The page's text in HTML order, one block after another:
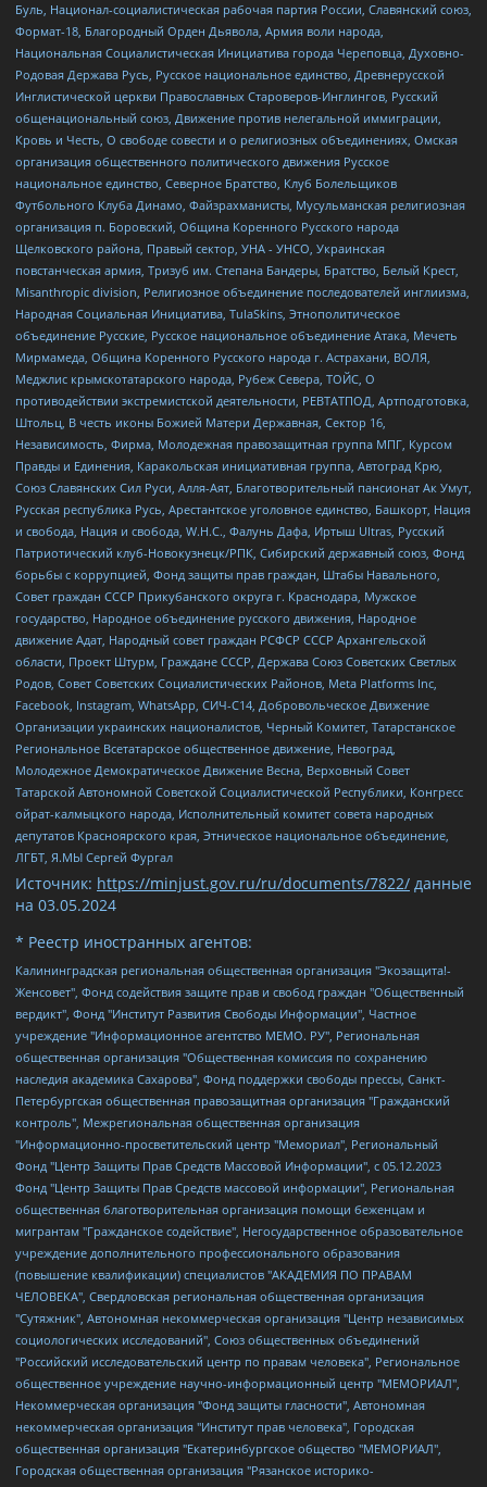
Буль, Национал-социалистическая рабочая партия России, Славянский союз,
Формат-18, Благородный Орден Дьявола, Армия воли народа,
Национальная Социалистическая Инициатива города Череповца, Духовно-
Родовая Держава Русь, Русское национальное единство, Древнерусской
Инглистической церкви Православных Староверов-Инглингов, Русский
общенациональный союз, Движение против нелегальной иммиграции,
Кровь и Честь, О свободе совести и о религиозных объединениях, Омская
организация общественного политического движения Русское
национальное единство, Северное Братство, Клуб Болельщиков
Футбольного Клуба Динамо, Файзрахманисты, Мусульманская религиозная
организация п. Боровский, Община Коренного Русского народа
Щелковского района, Правый сектор, УНА - УНСО, Украинская
повстанческая армия, Тризуб им. Степана Бандеры, Братство, Белый Крест,
Misanthropic division, Религиозное объединение последователей инглиизма,
Народная Социальная Инициатива, TulaSkins, Этнополитическое
объединение Русские, Русское национальное объединение Атака, Мечеть
Мирмамеда, Община Коренного Русского народа г. Астрахани, ВОЛЯ,
Меджлис крымскотатарского народа, Рубеж Севера, ТОЙС, О
противодействии экстремистской деятельности, РЕВТАТПОД, Артподготовка,
Штольц, В честь иконы Божией Матери Державная, Сектор 16,
Независимость, Фирма, Молодежная правозащитная группа МПГ, Курсом
Правды и Единения, Каракольская инициативная группа, Автоград Крю,
Союз Славянских Сил Руси, Алля-Аят, Благотворительный пансионат Ак Умут,
Русская республика Русь, Арестантское уголовное единство, Башкорт, Нация
и свобода, Нация и свобода, W.H.С., Фалунь Дафа, Иртыш Ultras, Русский
Патриотический клуб-Новокузнецк/РПК, Сибирский державный союз, Фонд
борьбы с коррупцией, Фонд защиты прав граждан, Штабы Навального,
Совет граждан СССР Прикубанского округа г. Краснодара, Мужское
государство, Народное объединение русского движения, Народное
движение Адат, Народный совет граждан РСФСР СССР Архангельской
области, Проект Штурм, Граждане СССР, Держава Союз Советских Светлых
Родов, Совет Советских Социалистических Районов, Meta Platforms Inc,
Facebook, Instagram, WhatsApp, СИЧ-С14, Добровольческое Движение
Организации украинских националистов, Черный Комитет, Татарстанское
Региональное Всетатарское общественное движение, Невоград,
Молодежное Демократическое Движение Весна, Верховный Совет
Татарской Автономной Советской Социалистической Республики, Конгресс
ойрат-калмыцкого народа, Исполнительный комитет совета народных
депутатов Красноярского края, Этническое национальное объединение,
ЛГБТ, Я.МЫ Сергей Фургал
Источник: https://minjust.gov.ru/ru/documents/7822/ данные
на 03.05.2024
* Реестр иностранных агентов:
Калининградская региональная общественная организация "Экозащита!-Женсовет", Фонд содействия защите прав и свобод граждан "Общественный вердикт", Фонд "Институт Развития Свободы Информации", Частное учреждение "Информационное агентство МЕМО. РУ", Региональная общественная организация "Общественная комиссия по сохранению наследия академика Сахарова", Фонд поддержки свободы прессы, Санкт-Петербургская общественная правозащитная организация "Гражданский контроль", Межрегиональная общественная организация "Информационно-просветительский центр "Мемориал", Региональный Фонд "Центр Защиты Прав Средств Массовой Информации", с 05.12.2023 Фонд "Центр Защиты Прав Средств массовой информации", Региональная общественная благотворительная организация помощи беженцам и мигрантам "Гражданское содействие", Негосударственное образовательное учреждение дополнительного профессионального образования (повышение квалификации) специалистов "АКАДЕМИЯ ПО ПРАВАМ ЧЕЛОВЕКА", Свердловская региональная общественная организация "Сутяжник", Автономная некоммерческая организация "Центр независимых социологических исследований", Союз общественных объединений "Российский исследовательский центр по правам человека", Региональное общественное учреждение научно-информационный центр "МЕМОРИАЛ", Некоммерческая организация "Фонд защиты гласности", Автономная некоммерческая организация "Институт прав человека", Городская общественная организация "Екатеринбургское общество "МЕМОРИАЛ", Городская общественная организация "Рязанское историко-просветительское и правозащитное общество "Мемориал" (Рязанский Мемориал), Челябинский региональный орган общественной самодеятельности – женское общественное объединение "Женщины Евразии", Челябинский региональный орган общественной самодеятельности "Уральская правозащитная группа", Фонд содействия защите здоровья и социальной справедливости имени Андрея Рылькова, Автономная Некоммерческая Организация "Аналитический Центр Юрия Левады", Автономная некоммерческая организация социальной поддержки населения "Проект Апрель", Региональная общественная организация помощи женщинам и детям, находящимся в кризисной ситуации "Информационно-методический центр "Анна", Фонд содействия развитию массовых коммуникаций и правовому просвещению "Так-так-Так", Фонд содействия устойчивому развитию "Серебряная тайга", Свердловский региональный общественный фонд социальных проектов "Новое время", "Idel.Реалии", Кавказ.Реалии, Крым.Реалии, Телеканал Настоящее Время, Татаро-башкирская служба Радио Свобода (Azatliq Radiosi), Радио Свободная Европа/Радио Свобода (PCE/PC), "Сибирь.Реалии", "Фактограф", Благотворительный фонд помощи осужденным и их семьям, Автономная некоммерческая организация "Институт глобализации и социальных движений", Фонд "В защиту прав заключенных", Частное учреждение "Центр поддержки и содействия развитию средств массовой информации", Пензенский региональный общественный благотворительный фонд "Гражданский союз", "Север.Реалии", Некоммерческая организация Фонд "Правовая инициатива", Общество с ограниченной ответственностью "Радио Свободная Европа/Радио Свобода", Чешское информационное агентство "MEDIUM-ORIENT", Красноярская региональная общественная организация "Мы против СПИДа", Камалягин Денис Николаевич, Маркелов Сергей Евгеньевич, Пономарев Лев Александрович, Савицкая Людмила Алексеевна, Автономная некоммерческая организация "Центр по работе с проблемой насилия "НАСИЛИЮ.НЕТ", Межрегиональный профессиональный союз работников здравоохранения "Альянс врачей", Юридическое лицо, зарегистрированное в Латвийской Республике, SIA "Medusa Project" (регистрационный номер 40103797863, дата регистрации 10.06.2014), Некоммерческая организация "Фонд по борьбе с коррупцией", Автономная некоммерческая организация "Институт права и публичной политики", Баданин Роман Сергеевич, Гликин Максим Александрович, Железнова Мария Михайловна, Лукьянова Юлия Сергеевна, Маетная Елизавета Витальевна, Маняхин Петр Борисович, Чуракова Ольга Владимировна, Ярош Юлия Петровна, Юридическое лицо "The Insider SIA", зарегистрированное в Риге, Латвийская Республика (дата регистрации 26.06.2015), являющееся администратором доменного имени интернет-издания "The Insider SIA", https://theins.ru, Постернак Алексей Евгеньевич, Рубин Михаил Аркадьевич, Анин Роман Александрович, Юридическое лицо Istories fonds, зарегистрированное в Латвийской Республике (регистрационный номер 50008295751, дата регистрации 24.02.2020), Великовский Дмитрий Александрович, Долинина Ирина Николаевна, Мароховская Алеся Алексеевна, Шлейнов Роман Юрьевич, Шмагун Олеся Валентиновна, Общество с ограниченной ответственностью "Альтаир 2021", Общество с ограниченной ответственностью "Вега 2021", Общество с ограниченной ответственностью "Главный редактор 2021", Общество с ограниченной ответственностью "Ромашки монолит", Важенков Артем Валерьевич, Ивановская областная общественная организация "Центр гендерных исследований", Гурман Юрий Альбертович, Медиапроект "ОВД-Инфо", Егоров Владимир Владимирович, Жилинский Владимир Александрович, Общество с ограниченной ответственностью "ЗП", Иванова София Юрьевна, Карезина Инна Павловна, Кильтау Екатерина Викторовна, Петров Алексей Викторович, Пискунов Сергей Евгеньевич, Смирнов Сергей Сергеевич, Тихонов Михаил Сергеевич, Общество с ограниченной ответственностью "ЖУРНАЛИСТ-ИНОСТРАННЫЙ АГЕНТ", Арапова Галина Юрьевна, Вольтская Татьяна Анатольевна, Американская компания "Mason G.E.S. Anonymous Foundation" (США), являющаяся владельцем интернет-издания https://mnews.world/, Компания "Stichting Bellingcat", зарегистрированная в Нидерландах (дата регистрации 11.07.2018), Захаров Андрей Вячеславович, Клепиковская Екатерина Дмитриевна, Общество с ограниченной ответственностью "МЕМО", Перл Роман Александрович, Симонов Евгений Алексеевич, Соловьева Елена Анатольевна, Сотников Даниил Владимирович, Сурначева Елизавета Дмитриевна, Автономная некоммерческая организация по защите прав человека и информированию населения "Якутия – Наше Мнение", Общество с ограниченной ответственностью "Москоу диджитал медиа", с 26.01.2023 Общество с ограниченной ответственностью "Чайка Белые сады", Ветошкина Валерия Валерьевна, Заговора Максим Александрович, Межрегиональное общественное движение "Российская ЛГБТ - сеть", Оленичев Максим Владимирович, Павлов Иван Юрьевич, Скворцова Елена Сергеевна, Общество с ограниченной ответственностью "Как бы инагент", Кочетков Игорь Викторович, Общество с ограниченной ответственностью "Честные выборы", Еланчик Олег Александрович, Общество с ограниченной ответственностью "Нобелевский призыв", Гималова Регина Эмилевна, Григорьев Андрей Валерьевич, Григорьева Алина Александровна, Ассоциация по содействию защите прав призывников, альтернативнослужащих и военнослужащих "Правозащитная группа "Гражданин.Армия.Право", Хисамова Регина Фаритовна, Автономная некоммерческая организация по реализации социально-правовых программ "Лилит", Дальневосточное общественное движение "Маяк", Санкт-Петербургская ЛГБТ-инициативная группа "Выход", Инициативная группа ЛГБТ+ "Реверс", Алексеев Андрей Викторович, Бекбулатова Таисия Львовна, Беляев Иван Михайлович, Владыкина Елена Сергеевна, Гельман Марат Александрович, Никульшина Вероника Юрьевна, Толоконникова Надежда Андреевна, Шендерович Виктор Анатольевич, Общество с ограниченной ответственностью "Данное сообщение", Общество с ограниченной ответственностью Издательский дом "Новая глава", Айнбиндер Александра Александровна, Московский комьюнити-центр для ЛГБТ+инициатив, Благотворительный фонд развития филантропии, Deutsche Welle (Германия, Kurt-Schumacher-Strasse 3, 53113 Bonn), Борзунова Мария Михайловна, Воробьев Виктор Викторович, Голубева Анна Львовна, Константинова Алла Михайловна, Малкова Ирина Владимировна, Мурадов Мурад Абдулгалимович, Осетинская Елизавета Николаевна, Понасенков Евгений Николаевич, Ганапольский Матвей Юрьевич, Киселев Евгений Алексеевич, Борухович Ирина Григорьевна, Дремин Иван Тимофеевич, Дубровский Дмитрий Викторович, Красноярская региональная общественная организация поддержки и развития альтернативных образовательных технологий и межкультурных коммуникаций "ИНТЕРРА", Маяковская Екатерина Алексеевна, Фейгин Марк Захарович, Филимонов Андрей Викторович, Дзугкоева Регина Николаевна, Доброхотов Роман Александрович, Дудь Юрий Александрович, Елкин Сергей Владимирович, Кругликов Кирилл Игоревич, Сабунаева Мария Леонидовна, Семенов Алексей Владимирович, Шаинян Карен Багратович, Шульман Екатерина Михайловна, Асафьев Артур Валерьевич, Вахштайн Виктор Семенович, Венедиктов Алексей Алексеевич, Лушникова Екатерина Евгеньевна, Волков Леонид Михайлович, Невзоров Александр Глебович, Пархоменко Сергей Борисович, Сироткин Ярослав Николаевич, Кара-Мурза Владимир Владимирович, Баранова Наталья Владимировна, Гозман Леонид Яковлевич, Кагарлицкий Борис Юльевич, Климарев Михаил Валерьевич, Милов Владимир Станиславович, Автономная некоммерческая организация Краснодарский центр современного искусства "Типография", Моргенштерн Алишер Тагирович, Соболь Любовь Эдуардовна, Общество с ограниченной ответственностью "ЛИЗА НОРМ", Каспаров Гарри Кимович, Ходорковский Михаил Борисович, Общество с ограниченной ответственностью "Апрельские тезисы", Данилович Ирина Брониславовна, Кашин Олег Владимирович, Петров Николай Владимирович, Пивоваров Алексей Владимирович, Соколов Михаил Владимирович, Цветкова Юлия Владимировна, Чичваркин Евгений Александрович, Комитет против пыток/Команда против пыток, Общество с ограниченной ответственностью "Первый научный", Общество с ограниченной ответственностью "Вертолет и ко", Белоцерковская Вероника Борисовна, Кац Максим Евгеньевич, Лазарева Татьяна Юрьевна, Шаведдинов Руслан Табризович, Яшин Илья Валерьевич, Общество с ограниченной ответственностью "Иноагент ААВ", Алешковский Дмитрий Петрович, Альбац Евгения Марковна, Быков Дмитрий Львович, Галямина Юлия Евгеньевна, Лойко Сергей Леонидович, Мартынов Кирилл Константинович, Медведев Сергей Александрович, Крашенинников Федор Геннадиевич, Гордеева Катерина Вл